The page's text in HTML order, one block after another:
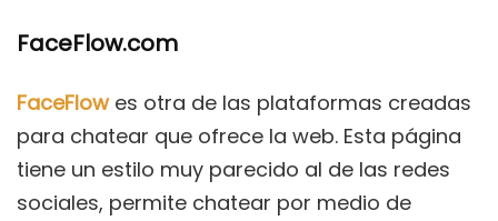
FaceFlow.com
FaceFlowes otra de las plataformas creadas
para chatear que ofrece la web. Esta página
tiene un estilo muy parecido al de las redes
sociales, permite chatear por medio de